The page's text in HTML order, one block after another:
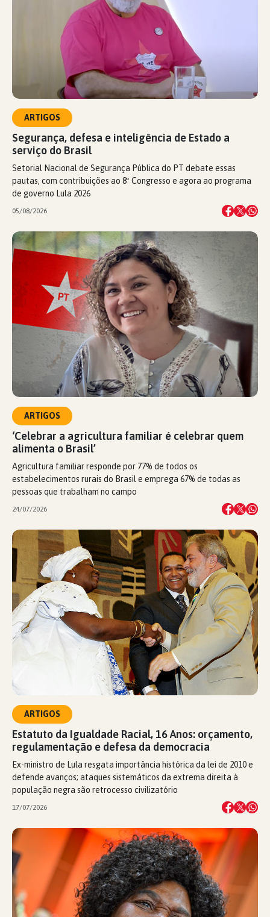
ARTIGOS
Segurança, defesa e inteligência de Estado a
serviço do Brasil
Setorial Nacional de Segurança Pública do PT debate essas
pautas, com contribuições ao 8º Congresso e agora ao programa
de governo Lula 2026
05/08/2026
ARTIGOS
‘Celebrar a agricultura familiar é celebrar quem
alimenta o Brasil’
Agricultura familiar responde por 77% de todos os
estabelecimentos rurais do Brasil e emprega 67% de todas as
pessoas que trabalham no campo
24/07/2026
ARTIGOS
Estatuto da Igualdade Racial, 16 Anos: orçamento,
regulamentação e defesa da democracia
Ex-ministro de Lula resgata importância histórica da lei de 2010 e
defende avanços; ataques sistemáticos da extrema direita à
população negra são retrocesso civilizatório
17/07/2026